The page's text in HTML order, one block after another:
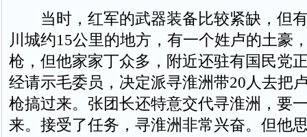
当时，红军的武器装备比较紧缺，但
川城约15公里的地方，有一个姓卢的土豪
枪，但他家家丁众多，附近还驻有国民党
经请示毛委员，决定派寻淮洲带20人去把
枪搞过来。张团长还特意交代寻淮洲，要
来。接受了任务，寻淮洲非常兴奋。但他